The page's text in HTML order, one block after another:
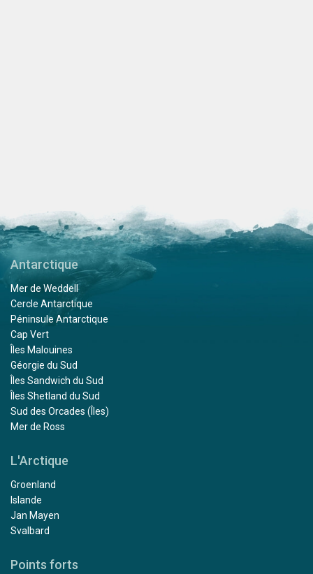
Antarctique
Mer de Weddell
Cercle Antarctique
Péninsule Antarctique
Cap Vert
Îles Malouines
Géorgie du Sud
Îles Sandwich du Sud
Îles Shetland du Sud
Sud des Orcades (Îles)
Mer de Ross
L'Arctique
Groenland
Islande
Jan Mayen
Svalbard
Points forts